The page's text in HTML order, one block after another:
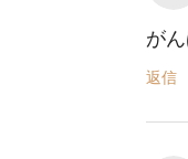
が
返信